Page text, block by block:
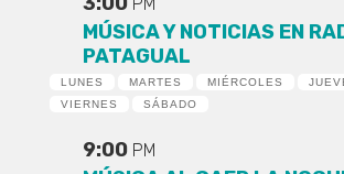
MÚSICA Y NOTICIAS EN
PATAGUAL
LUNES MARTES MIÉRCOLES
VIERNES
SÁBADO
9:00 PM